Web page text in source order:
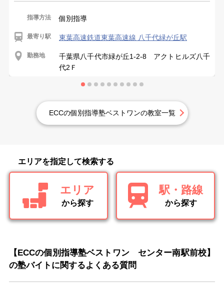
指導方法 個別指導
最寄り駅 東葉高速鉄道東葉高速線 八千代緑が丘駅
勤務地
千葉県八千代市緑が丘1-2-8 アクトヒルズ八千
代2Ｆ
ECCの個別指導塾ベストワンの教室一覧
エリアを指定して検索する
エリア
から探す
駅・路線
から探す
【ECCの個別指導塾ベストワン センター南駅前校】
の塾バイトに関するよくある質問